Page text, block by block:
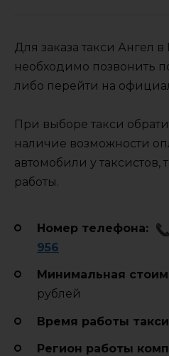
Для заказа такси Ангел
необходимо позвонить
либо перейти на
При выборе такси
наличие возможности
автомобили у
работы.
Номер телефона:
956
Минимальная
рублей
Время работы
Регион работы